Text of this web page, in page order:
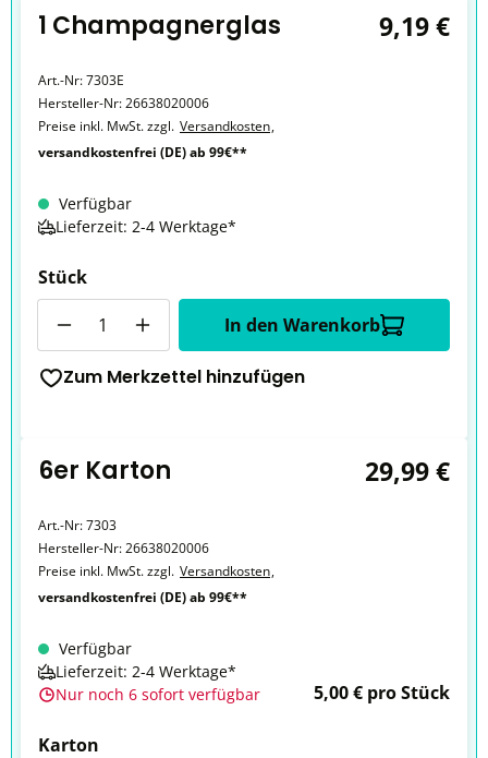
1 Champagnerglas 9,19 €
Art.-Nr:7303E
Hersteller-Nr:26638020006
Preise inkl. MwSt. zzgl. Versandkosten,
versandkostenfrei (DE) ab 99€**
Verfügbar
Lieferzeit: 2-4 Werktage*
Stück
In den Warenkorb
Zum Merkzettel hinzufügen
6er Karton 29,99 €
Art.-Nr:7303
Hersteller-Nr:26638020006
Preise inkl. MwSt. zzgl. Versandkosten,
versandkostenfrei (DE) ab 99€**
Verfügbar
Lieferzeit: 2-4 Werktage*
Nur noch 6 sofort verfügbar
5,00 € pro Stück
Karton